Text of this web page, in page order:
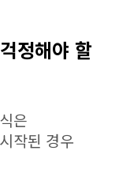
정해야 할
은
작된 경우